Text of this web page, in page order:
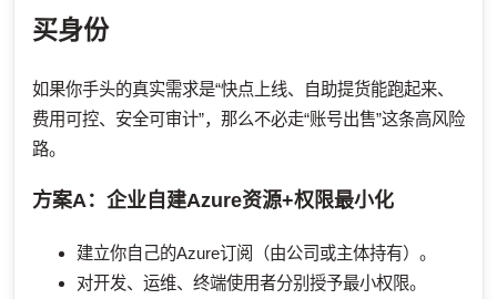
买身份
如果你手头的真实需求是“快点上线、自助提货能跑起来、
费用可控、安全可审计”，那么不必走“账号出售”这条高风险
路。
方案A：企业自建Azure资源+权限最小化
建立你自己的Azure订阅（由公司或主体持有）。
对开发、运维、终端使用者分别授予最小权限。